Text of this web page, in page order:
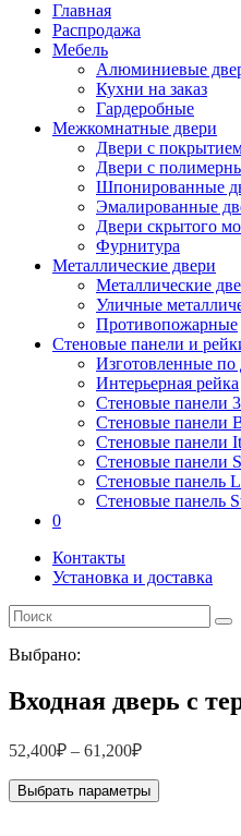
Главная
Распродажа
Мебель
Алюминиевые
Кухни на заказ
Гардеробные
Межкомнатные двери
Двери с
Двери с
Шпонированные
Эмалированные
Двери скрытого
Фурнитура
Металлические двери
Металлические
Уличные
Противопожарные
Стеновые панели и
Изготовленные по
Интерьерная рейка
Стеновые панели
Стеновые панели
Стеновые панели
Стеновые панели
Стеновые панель
Стеновые панель
0
Контакты
Установка и доставка
Выбрано:
Входная дверь с
52,400₽ – 61,200₽
Выбрать параметры